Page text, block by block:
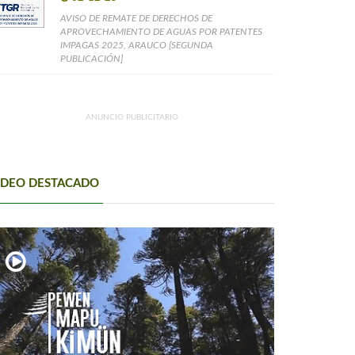
AVISO DE REMATE DE DERECHOS DE
APROVECHAMIENTO DE AGUAS POR PATENTES
IMPAGAS 2025, ARAUCO [SEGUNDA
PUBLICACIÓN]
ANUNCIO PUBLICITARIO
DESTACADO